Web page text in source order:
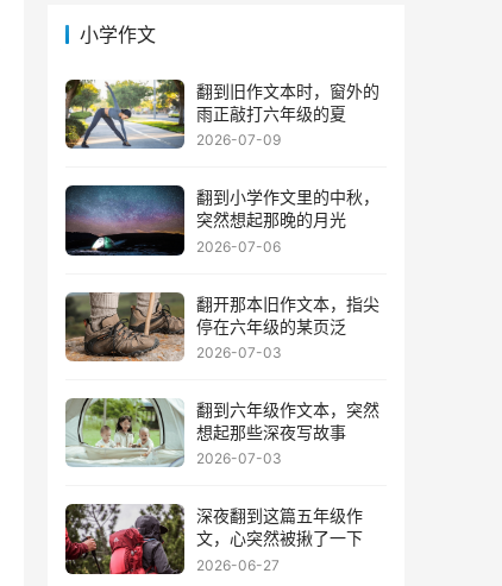
小学作文
翻到旧作文本时，窗外的
雨正敲打六年级的夏
2026-07-09
翻到小学作文里的中秋，
突然想起那晚的月光
2026-07-06
翻开那本旧作文本，指尖
停在六年级的某页泛
2026-07-03
翻到六年级作文本，突然
想起那些深夜写故事
2026-07-03
深夜翻到这篇五年级作
文，心突然被揪了一下
2026-06-27